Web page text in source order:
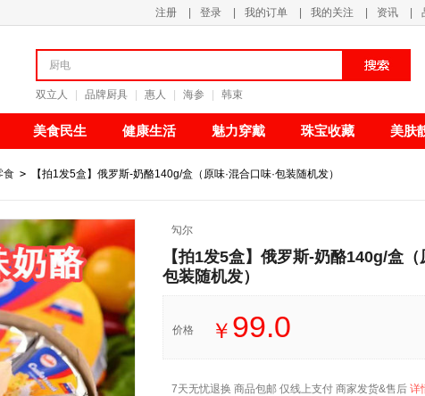
的清新甘甜
注册 登录 我的订单 我的关注 资讯
双立人 品牌厨具 惠人 海参 韩束
美食民生 健康生活 魅力穿戴 珠宝收藏 美肤
食 > 【拍1发5盒】俄罗斯-奶酪140g/盒（原味·混合口味·包装随机发）
勼尔
【拍1发5盒】俄罗斯-奶酪140g/盒（
包装随机发）
价格 ￥ 99.0
7天无忧退换 商品包邮 仅线上支付 商家发货&售后 详